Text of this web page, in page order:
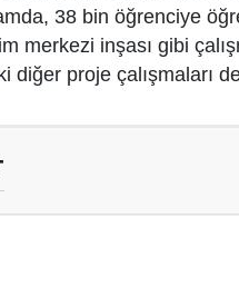
38 bin öğrenciye
merkezi inşası gibi
diğer proje çalışmaları